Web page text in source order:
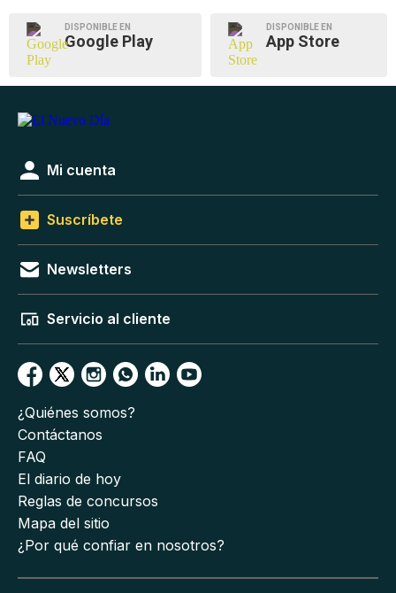
DISPONIBLE EN
Google Play
DISPONIBLE EN
App Store
Mi cuenta
Suscríbete
Newsletters
Servicio al cliente
¿Quiénes somos?
Contáctanos
FAQ
El diario de hoy
Reglas de concursos
Mapa del sitio
¿Por qué confiar en nosotros?